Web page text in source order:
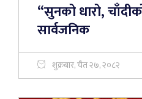
“सुनको धारो,
सार्वजनिक
शुक्रबार, चैत २७, २०८२